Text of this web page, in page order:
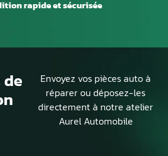
rapide et sécurisée
Envoyez vos pièces auto à
réparer ou déposez-les
directement à notre atelier
Aurel Automobile